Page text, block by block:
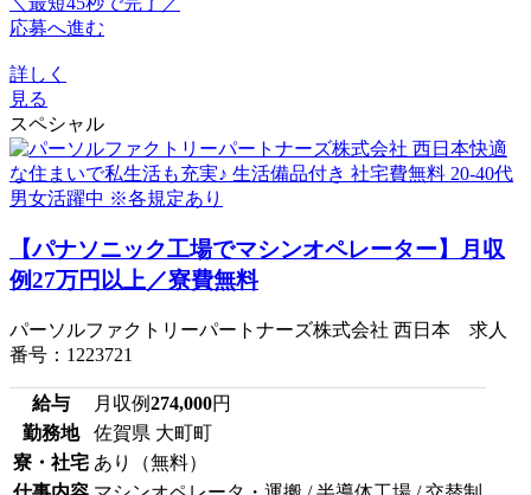
応募へ進む
詳しく
見る
スペシャル
【パナソニック工場でマシンオペレーター】月収
例27万円以上／寮費無料
パーソルファクトリーパートナーズ株式会社 西日本 求人
番号：1223721
給与 月収例274,000円
勤務地
佐賀県 大町町
寮・社宅 あり（無料）